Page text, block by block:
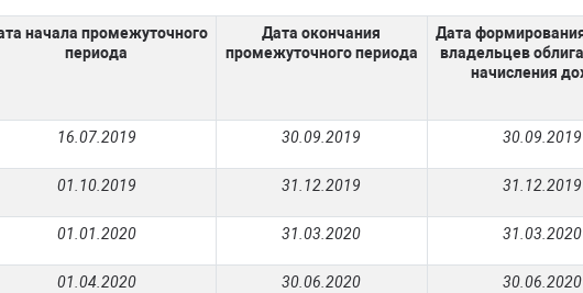
начала промежуточного
периода
Дата окончания
промежуточного периода
Дата
владельцев
начисления
16.07.2019 30.09.2019 30.09.2019
01.10.2019 31.12.2019 31.12.2019
01.01.2020 31.03.2020 31.03.2020
01.04.2020 30.06.2020 30.06.2020